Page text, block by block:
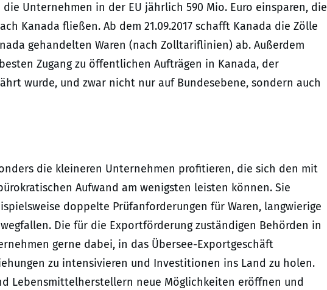
Unternehmen in der EU jährlich 590 Mio. Euro einsparen, die
Kanada fließen. Ab dem 21.09.2017 schafft Kanada die Zölle
gehandelten Waren (nach Zolltariflinien) ab. Außerdem
Zugang zu öffentlichen Aufträgen in Kanada, der
wurde, und zwar nicht nur auf Bundesebene, sondern auch
die kleineren Unternehmen profitieren, die sich den mit
Aufwand am wenigsten leisten können. Sie
doppelte Prüfanforderungen für Waren, langwierige
Die für die Exportförderung zuständigen Behörden in
gerne dabei, in das Übersee-Exportgeschäft
zu intensivieren und Investitionen ins Land zu holen.
Lebensmittelherstellern neue Möglichkeiten eröffnen und